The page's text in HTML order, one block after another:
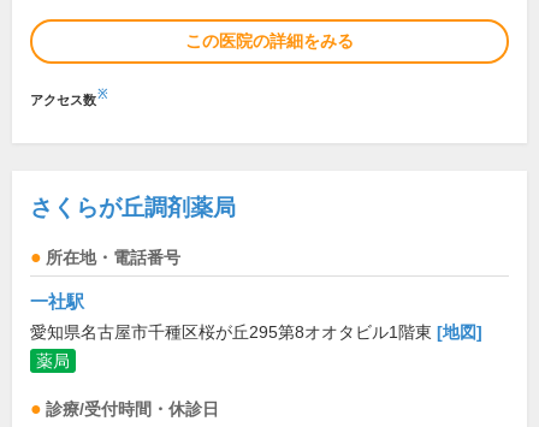
この医院の詳細をみる
アクセス数※
さくらが丘調剤薬局
所在地・電話番号
一社駅
愛知県名古屋市千種区桜が丘295第8オオタビル1階東 [地図]
薬局
診療/受付時間・休診日